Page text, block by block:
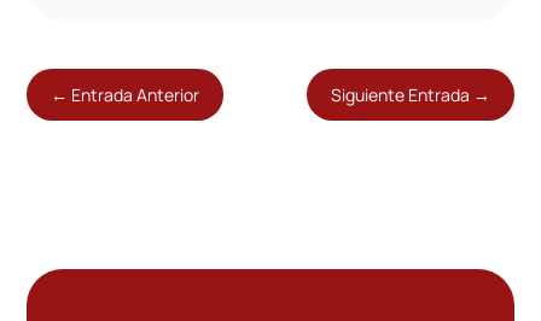
← Entrada Anterior Siguiente Entrada →